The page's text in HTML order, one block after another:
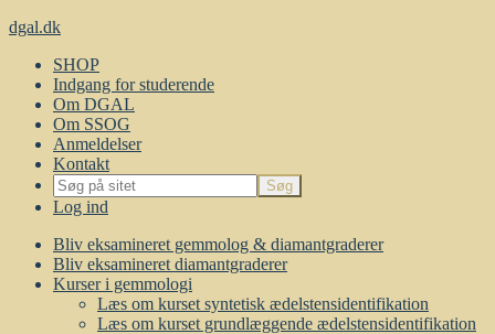
dgal.dk
SHOP
Indgang for studerende
Om DGAL
Om SSOG
Anmeldelser
Kontakt
Log ind
Bliv eksamineret gemmolog & diamantgraderer
Bliv eksamineret diamantgraderer
Kurser i gemmologi
Læs om kurset syntetisk ædelstensidentifikation
Læs om kurset grundlæggende ædelstensidentifikation